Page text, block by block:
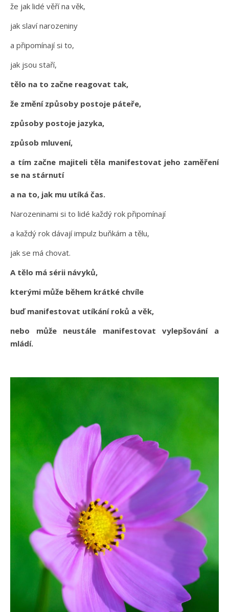
že jak lidé věří na věk,
jak slaví narozeniny
a připomínají si to,
jak jsou staří,
tělo na to začne reagovat tak,
že změní způsoby postoje páteře,
způsoby postoje jazyka,
způsob mluvení,
a tím začne majiteli těla manifestovat jeho zaměření
se na stárnutí
a na to, jak mu utíká čas.
Narozeninami si to lidé každý rok připomínají
a každý rok dávají impulz buňkám a tělu,
jak se má chovat.
A tělo má sérii návyků,
kterými může během krátké chvíle
buď manifestovat utíkání roků a věk,
nebo může neustále manifestovat vylepšování a
mládí.